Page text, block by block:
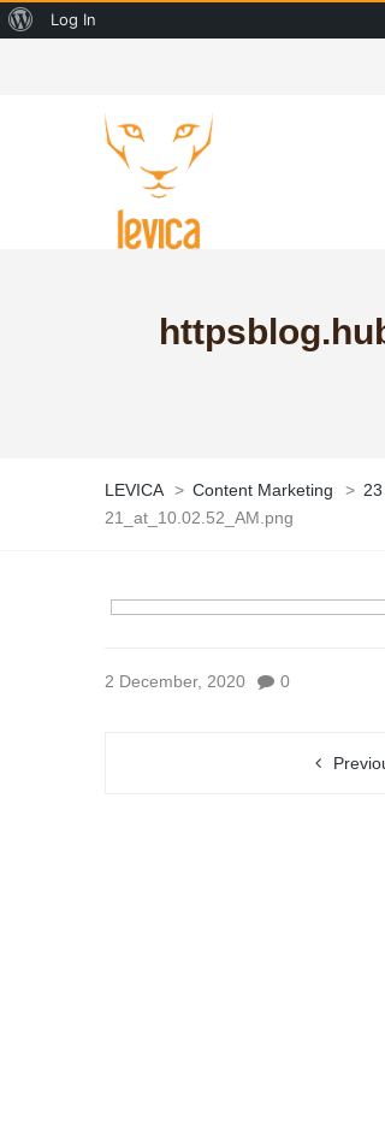
LEVICA > Content Marketing >
21_at_10.02.52_AM.png
2 December, 2020 0
About
Log In